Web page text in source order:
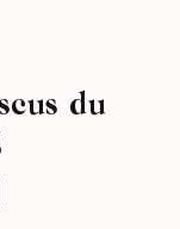
du